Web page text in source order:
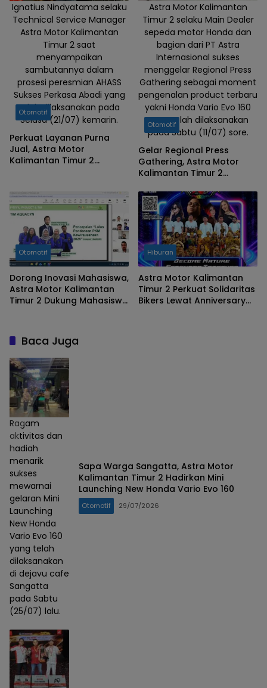
Ignatius Nindyatama selaku
Technical Service Manager
Astra Motor Kalimantan
Timur 2 saat
menyampaikan
sambutannya dalam
prosesi peresmian AHASS
Sukses Perkasa Abadi yang
telah dilaksanakan pada
Selasa (21/07) kemarin.
Otomotif
Perkuat Layanan Purna
Jual, Astra Motor
Kalimantan Timur 2
Astra Motor Kalimantan
Timur 2 selaku Main Dealer
sepeda motor Honda dan
bagian dari PT Astra
Internasional sukses
menggelar Regional Press
Gathering sebagai moment
pengenalan product terbaru
yakni Honda Vario Evo 160
yang telah dilaksanakan
pada Sabtu (11/07) sore.
Otomotif
Gelar Regional Press
Gathering, Astra Motor
Kalimantan Timur 2
SportiNew Honda Vario Evo
160
Otomotif
Dorong Inovasi Mahasiswa,
Astra Motor Kalimantan
Timur 2 Dukung Mahasiswa
Leaders 2026
Hiburan
Astra Motor Kalimantan
Timur 2 Perkuat Solidaritas
Bikers Lewat Anniversary
Baca Juga
Ragam
aktivitas dan
hadiah
menarik
sukses
mewarnai
gelaran Mini
Launching
New Honda
Vario Evo 160
yang telah
dilaksanakan
di dejavu cafe
Sangatta
pada Sabtu
(25/07) lalu.
Sapa Warga Sangatta, Astra Motor
Kalimantan Timur 2 Hadirkan Mini
Launching New Honda Vario Evo 160
Otomotif 29/07/2026